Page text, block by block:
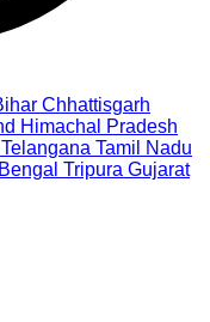
Chhattisgarh
Himachal Pradesh
Telangana Tamil Nadu
Tripura Gujarat